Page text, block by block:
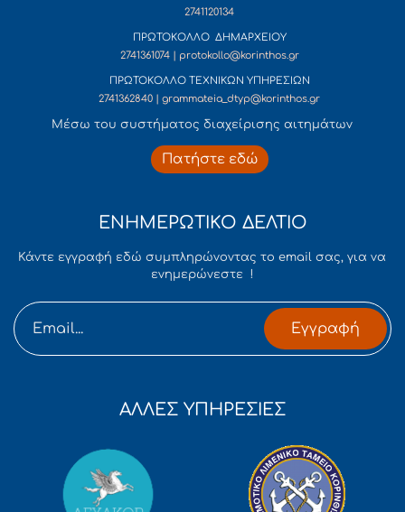
2741120134
ΠΡΩΤΟΚΟΛΛΟ ΔΗΜΑΡΧΕΙΟΥ
2741361074 | protokollo@korinthos.gr
ΠΡΩΤΟΚΟΛΛΟ ΤΕΧΝΙΚΩΝ ΥΠΗΡΕΣΙΩΝ
2741362840 | grammateia_dtyp@korinthos.gr
Mέσω του συστήματος διαχείρισης αιτημάτων
Πατήστε εδώ
ΕΝΗΜΕΡΩΤΙΚΟ ΔΕΛΤΙΟ
Κάντε εγγραφή εδώ συμπληρώνοντας το email σας, για να
ενημερώνεστε !
Εγγραφή
ΑΛΛΕΣ ΥΠΗΡΕΣΙΕΣ